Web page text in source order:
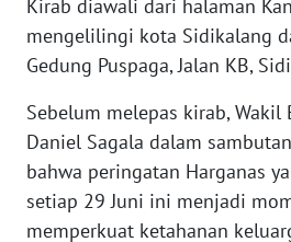
Kirab diawali dari halaman
mengelilingi kota Sidikalang
Gedung Puspaga, Jalan KB,
Sebelum melepas kirab,
Daniel Sagala dalam
bahwa peringatan Harganas
setiap 29 Juni ini menjadi
memperkuat ketahanan
WN
SULTRA
NTB
WN
SULTENG